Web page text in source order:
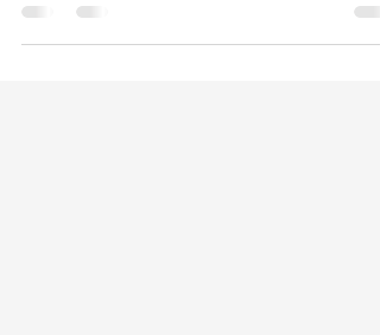
Avance de Samsung en la tecnología 5G
dentro de Centroamérica